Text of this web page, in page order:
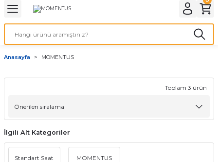
& ELEKTİRİK AYDINLATMA & ELEKTRİK
ve Cihaz Pilleri
ÇEŞİTLERİ
Kordon Çeşitleri
Kordonu
saat kordonu
Anasayfa MOMENTUS
Toplam 3 ürün
İlgili Alt Kategoriler
Standart Saat
MOMENTUS